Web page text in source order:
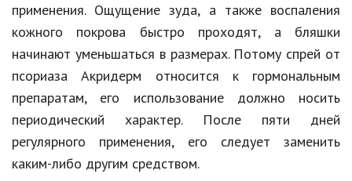
применения. Ощущение зуда, а также воспаления
кожного покрова быстро проходят, а бляшки
начинают уменьшаться в размерах. Потому спрей от
псориаза Акридерм относится к гормональным
препаратам, его использование должно носить
периодический характер. После пяти дней
регулярного применения, его следует заменить
каким-либо другим средством.